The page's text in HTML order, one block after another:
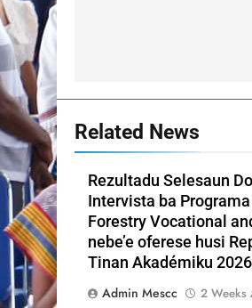
Related News
Rezultadu Selesaun
Intervista ba
Forestry Vocational
nebe’e oferese husi
Tinan Akadémiku
Admin Mescc
2 Weeks